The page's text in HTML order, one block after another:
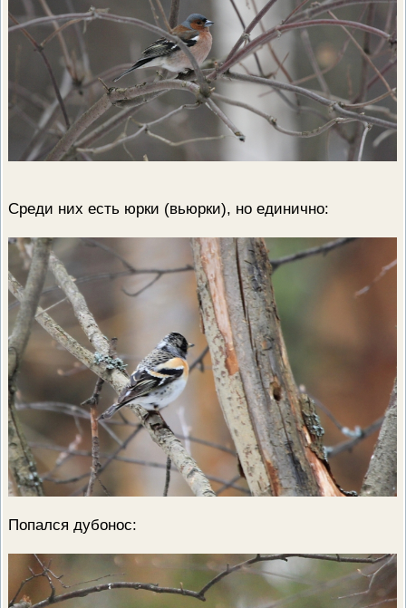
Среди них есть юрки (вьюрки), но единично:
Попался дубонос: